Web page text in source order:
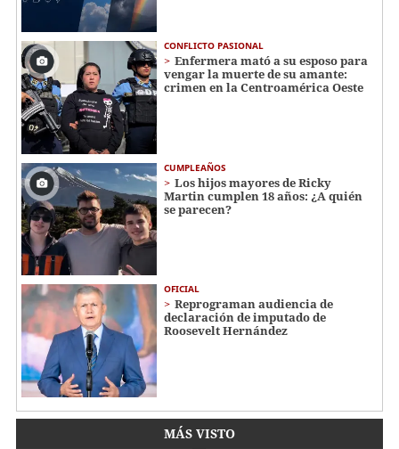
CONFLICTO PASIONAL
Enfermera mató a su esposo para
vengar la muerte de su amante:
crimen en la Centroamérica Oeste
CUMPLEAÑOS
Los hijos mayores de Ricky
Martin cumplen 18 años: ¿A quién
se parecen?
OFICIAL
Reprograman audiencia de
declaración de imputado de
Roosevelt Hernández
MÁS VISTO